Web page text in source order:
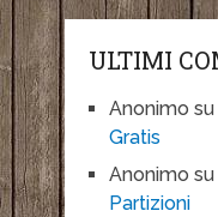
ULTIMI
Anonimo su
Gratis
Anonimo su
Partizioni